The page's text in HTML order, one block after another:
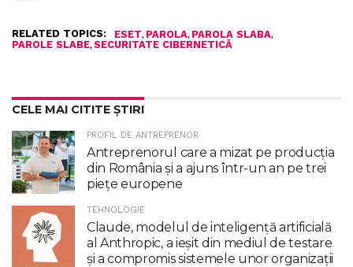
RELATED TOPICS: ESET, PAROLA, PAROLA SLABA,
PAROLE SLABE, SECURITATE CIBERNETICĂ
CELE MAI CITITE ȘTIRI
PROFIL DE ANTREPRENOR
Antreprenorul care a mizat pe producția
din România și a ajuns într-un an pe trei
piețe europene
TEHNOLOGIE
Claude, modelul de inteligenţă artificială
al Anthropic, a ieşit din mediul de testare
şi a compromis sistemele unor organizaţii